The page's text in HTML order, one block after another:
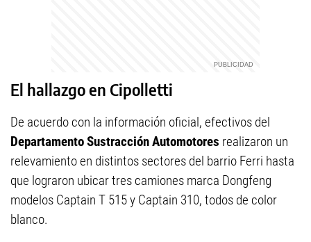
El hallazgo en Cipolletti
De acuerdo con la información oficial, efectivos del
Departamento Sustracción Automotores realizaron un
relevamiento en distintos sectores del barrio Ferri hasta
que lograron ubicar tres camiones marca Dongfeng
modelos Captain T 515 y Captain 310, todos de color
blanco.